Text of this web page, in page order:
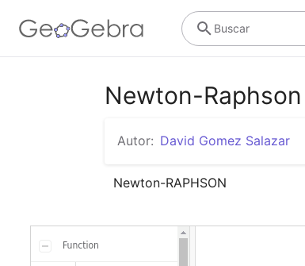
Buscar
Newton-Raphson
Autor: David Gomez Salazar
Newton-RAPHSON